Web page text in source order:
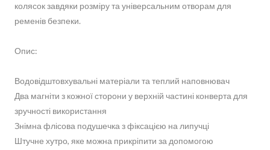
колясок завдяки розміру та універсальним отворам для
ременів безпеки.
Опис:
Водовідштовхувальні матеріали та теплий наповнювач
Два магніти з кожної сторони у верхній частині конверта для
зручності використання
Знімна флісова подушечка з фіксацією на липучці
Штучне хутро, яке можна прикріпити за допомогою